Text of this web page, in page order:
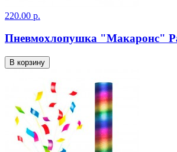
220.00 р.
Пневмохлопушка "Макаронс"
В корзину